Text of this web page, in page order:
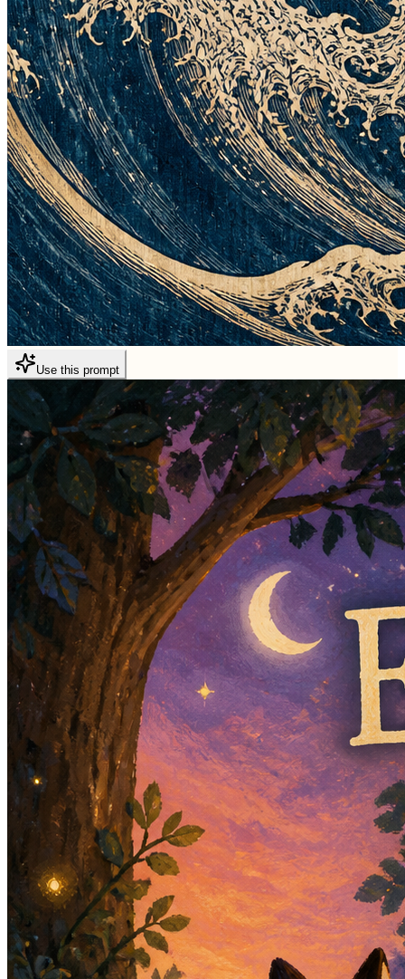
Use this prompt